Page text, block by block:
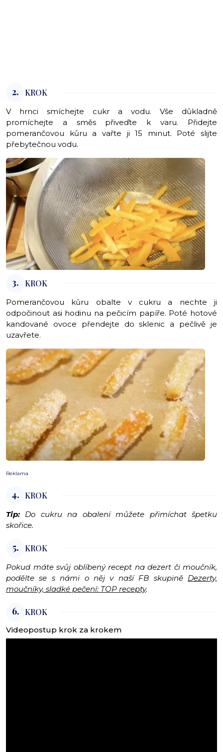
2. KROK
V hrnci smíchejte cukr a vodu. Vše důkladně
promíchejte a směs přiveďte k varu. Přidejte
pomerančovou kůru a vařte ji 15 minut. Poté slijte
přebytečnou vodu.
3. KROK
Pomerančovou kůru obalte v cukru a nechte ji
odpočinout asi hodinu na pečicím papíře. Poté hotové
kandované ovoce přendejte do sklenic a pečlivě je
uzavřete.
Reklama
4. KROK
Tip: Do cukru na obalení můžete přimíchat špetku
skořice.
5. KROK
Pokud máte svůj oblíbený recept na dezert či moučník,
podělte se s námi o něj v naší FB skupině Dezerty,
moučníky, sladké pečení: TOP recepty.
6. KROK
Videopostup krok za krokem